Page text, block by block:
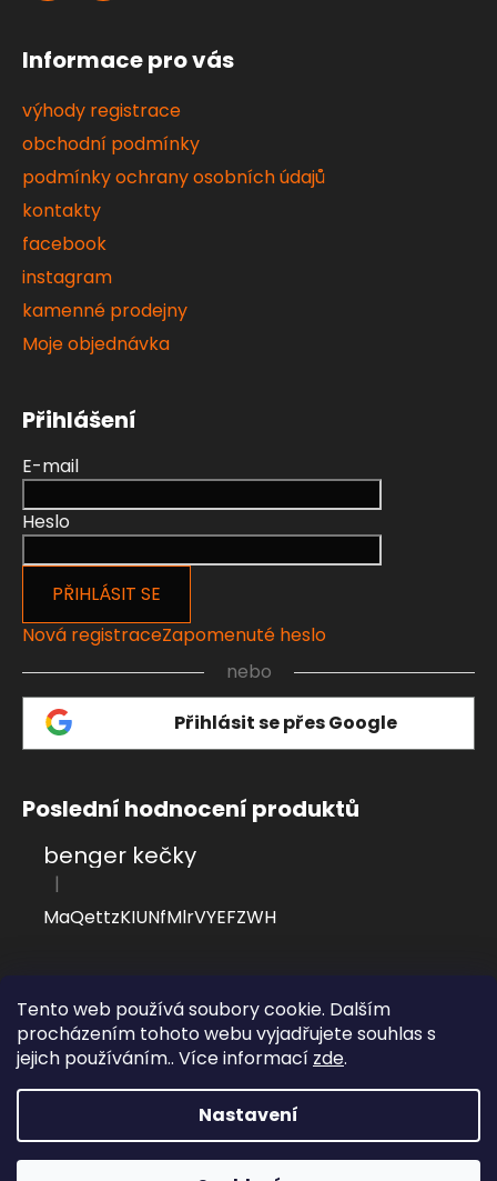
Tento web používá soubory cookie. Dalším
procházením tohoto webu vyjadřujete souhlas s
jejich používáním.. Více informací zde.
Nastavení
Informace pro vás
výhody registrace
obchodní podmínky
podmínky ochrany osobních údajů
kontakty
facebook
instagram
kamenné prodejny
Moje objednávka
Přihlášení
E-mail
Heslo
PŘIHLÁSIT SE
Nová registraceZapomenuté heslo
nebo
Přihlásit se přes Google
Poslední hodnocení produktů
benger kečky
Hodnocení produktu je 4 z 5 hvězdiček.
|
MaQettzKIUNfMlrVYEFZWH
Přijímáme online platby
Vytvořil Shoptet